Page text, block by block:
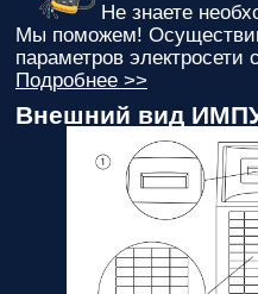
Не знаете
Мы поможем!
параметров
Подробнее >>
Внешний вид